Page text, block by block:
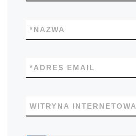
NAZWA
*
ADRES EMAIL
*
WITRYNA INTERNETOWA